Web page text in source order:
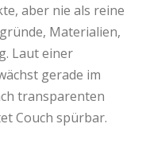
aber nie als reine
Materialien,
Laut einer
gerade im
transparenten
Couch spürbar.